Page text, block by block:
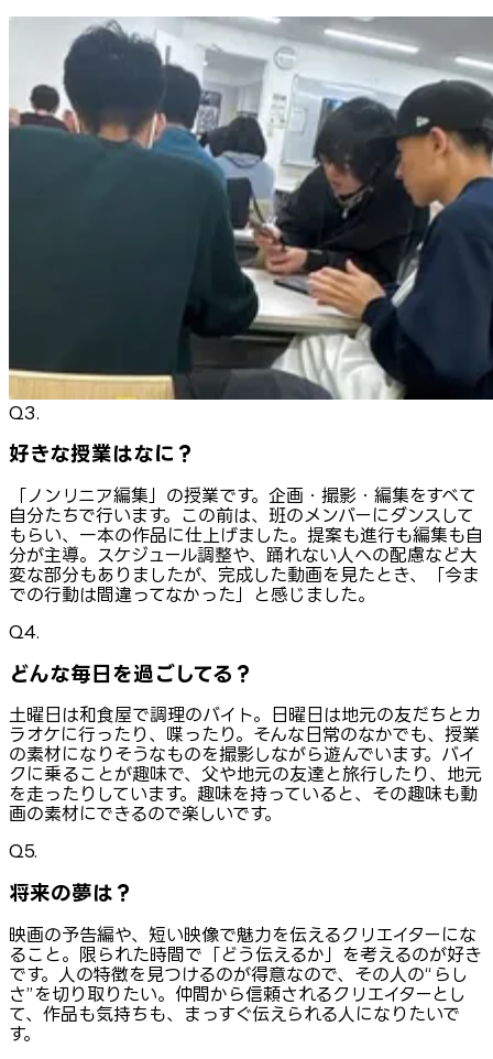
Q3.
好きな授業はなに？
「ノンリニア編集」の授業です。企画・撮影・編集をすべて
自分たちで行います。この前は、班のメンバーにダンスして
もらい、一本の作品に仕上げました。提案も進行も編集も自
分が主導。スケジュール調整や、踊れない人への配慮など大
変な部分もありましたが、完成した動画を見たとき、「今ま
での行動は間違ってなかった」と感じました。
Q4.
どんな毎日を過ごしてる？
土曜日は和食屋で調理のバイト。日曜日は地元の友だちとカ
ラオケに行ったり、喋ったり。そんな日常のなかでも、授業
の素材になりそうなものを撮影しながら遊んでいます。バイ
クに乗ることが趣味で、父や地元の友達と旅行したり、地元
を走ったりしています。趣味を持っていると、その趣味も動
画の素材にできるので楽しいです。
Q5.
将来の夢は？
映画の予告編や、短い映像で魅力を伝えるクリエイターにな
ること。限られた時間で「どう伝えるか」を考えるのが好き
です。人の特徴を見つけるのが得意なので、その人の“らし
さ”を切り取りたい。仲間から信頼されるクリエイターとし
て、作品も気持ちも、まっすぐ伝えられる人になりたいで
す。